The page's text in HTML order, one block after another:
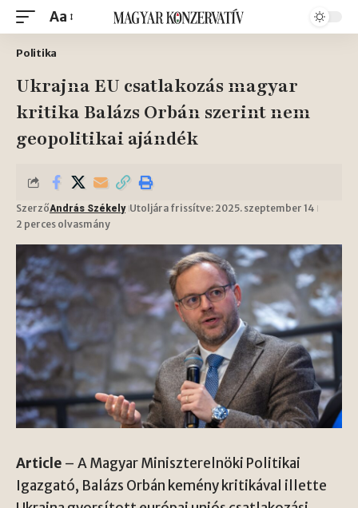
Aa
Politika
Ukrajna EU csatlakozás magyar
kritika Balázs Orbán szerint nem
geopolitikai ajándék
SzerzőAndrás Székely Utoljára frissítve: 2025. szeptember 14
2 perces olvasmány
Article – A Magyar Miniszterelnöki Politikai
Igazgató, Balázs Orbán kemény kritikával illette